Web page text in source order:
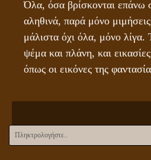
Όλα, όσα βρίσκονται επάνω
αληθινά, παρά μόνο
μάλιστα όχι όλα, μόνο λίγα.
ψέμα και πλάνη, και
όπως οι εικόνες της